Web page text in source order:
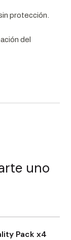
protección.
del
uno
Pack x4